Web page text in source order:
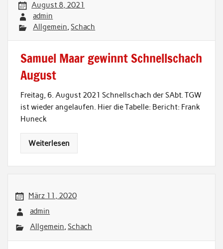
August 8, 2021
admin
Allgemein,Schach
Samuel Maar gewinnt Schnellschach
August
Freitag, 6. August 2021 Schnellschach der SAbt. TGW
ist wieder angelaufen. Hier die Tabelle: Bericht: Frank
Huneck
Weiterlesen
März 11, 2020
admin
Allgemein,Schach